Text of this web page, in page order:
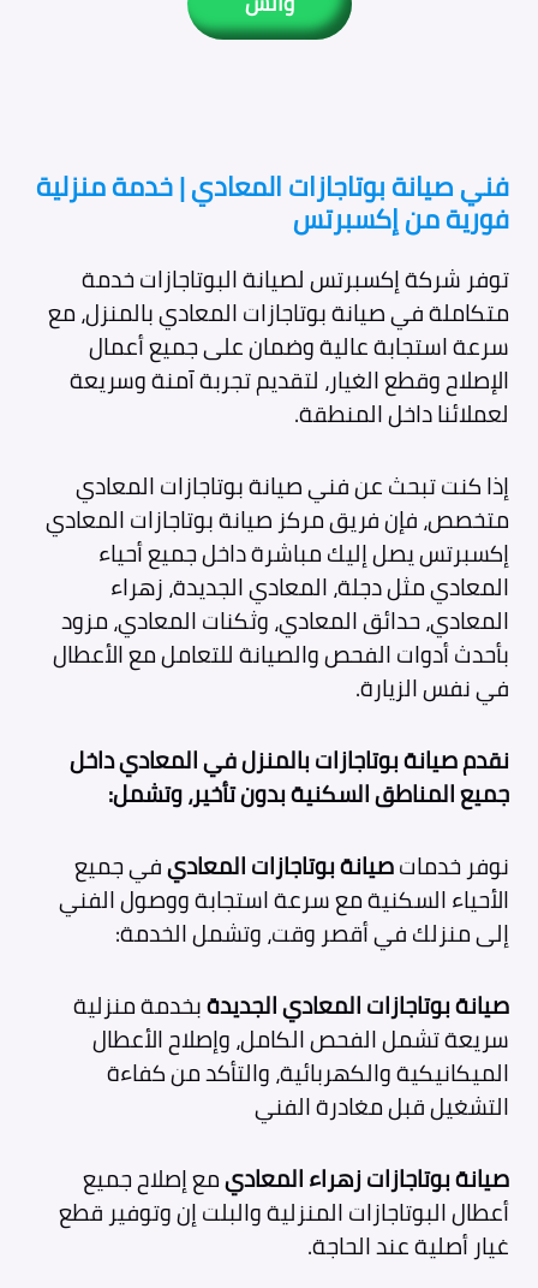
فنيصيانة بوتاجازات المعادي | خدمة منزلية
فورية من إكسبرتس
توفر شركة إكسبرتس لصيانة البوتاجازات خدمة
متكاملة في صيانة بوتاجازات المعادي بالمنزل، مع
سرعة استجابة عالية وضمان على جميع أعمال
الإصلاح وقطع الغيار، لتقديم تجربة آمنة وسريعة
لعملائنا داخل المنطقة.
إذا كنت تبحث عن فني صيانة بوتاجازات المعادي
متخصص، فإن فريق مركز صيانة بوتاجازات المعادي
إكسبرتس يصل إليك مباشرة داخل جميع أحياء
المعادي مثل دجلة، المعادي الجديدة، زهراء
المعادي، حدائق المعادي، وثكنات المعادي، مزود
بأحدث أدوات الفحص والصيانة للتعامل مع الأعطال
في نفس الزيارة.
نقدم صيانة بوتاجازات بالمنزل في المعادي داخل
جميع المناطق السكنية بدون تأخير، وتشمل:
نوفر خدماتصيانة بوتاجازات المعاديفي جميع
الأحياء السكنية مع سرعة استجابة ووصول الفني
إلى منزلك في أقصر وقت، وتشمل الخدمة:
صيانة بوتاجازات المعادي الجديدةبخدمة منزلية
سريعة تشمل الفحص الكامل، وإصلاح الأعطال
الميكانيكية والكهربائية، والتأكد من كفاءة
التشغيل قبل مغادرة الفني
صيانة بوتاجازات زهراء المعاديمع إصلاح جميع
أعطال البوتاجازات المنزلية والبلت إن وتوفير قطع
غيار أصلية عند الحاجة.